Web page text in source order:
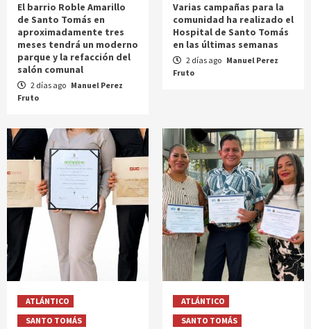
El barrio Roble Amarillo
de Santo Tomás en
aproximadamente tres
meses tendrá un moderno
parque y la refacción del
salón comunal
2 días ago Manuel Perez
Fruto
Varias campañas para la
comunidad ha realizado el
Hospital de Santo Tomás
en las últimas semanas
2 días ago Manuel Perez
Fruto
ATLÁNTICO
SANTO TOMÁS
ATLÁNTICO
SANTO TOMÁS